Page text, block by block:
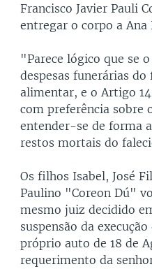
Francisco Javier Pauli
entregar o corpo a Ana
"Parece lógico que se
despesas funerárias
alimentar, e o Artigo
com preferência sobre
entender-se de forma
restos mortais do
Os filhos Isabel, José
Paulino "Coreon Dú"
mesmo juiz decidido
suspensão da
próprio auto de 18 de
requerimento da